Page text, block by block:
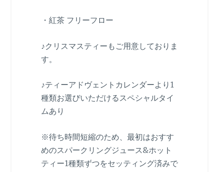
・紅茶 フリーフロー
♪クリスマスティーもご用意しておりま
す。
♪ティーアドヴェントカレンダーより1
種類お選びいただけるスペシャルタイ
ムあり
※待ち時間短縮のため、最初はおすす
めのスパークリングジュース&ホット
ティー1種類ずつをセッティング済みで